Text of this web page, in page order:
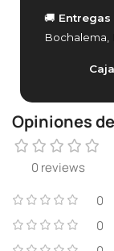
🚚 Entregas
Bochalema,
Opiniones
0 reviews
0
0